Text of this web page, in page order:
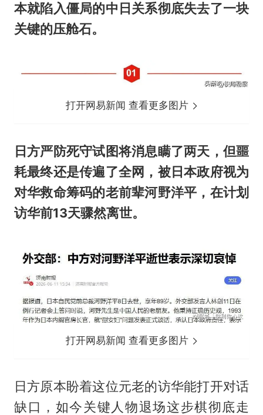
本就陷入僵局的中日关系彻底失去了一块
关键的压舱石。
打开网易新闻 查看更多图片
日方严防死守试图将消息瞒了两天，但噩
耗最终还是传遍了全网，被日本政府视为
对华救命筹码的老前辈河野洋平，在计划
访华前13天骤然离世。
打开网易新闻 查看更多图片
日方原本盼着这位元老的访华能打开对话
缺口，如今关键人物退场这步棋彻底走